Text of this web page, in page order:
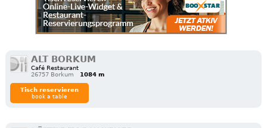
ALT BORKUM
Café Restaurant
26757 Borkum
1084 m
Tisch reservieren
book a table